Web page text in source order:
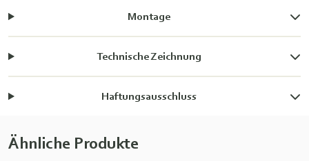
Montage
Technische Zeichnung
Haftungsausschluss
Ähnliche Produkte